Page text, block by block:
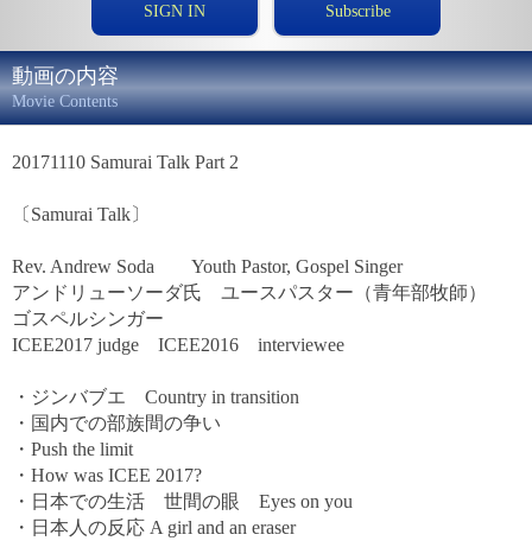
SIGN IN Subscribe
動画の内容
Movie Contents
20171110 Samurai Talk Part 2
〔Samurai Talk〕
Rev. Andrew Soda Youth Pastor, Gospel Singer
アンドリューソーダ氏 ユースパスター（青年部牧師）
ゴスペルシンガー
ICEE2017 judge ICEE2016 interviewee
・ジンバブエ Country in transition
・国内での部族間の争い
・Push the limit
・How was ICEE 2017?
・日本での生活 世間の眼 Eyes on you
・日本人の反応 A girl and an eraser